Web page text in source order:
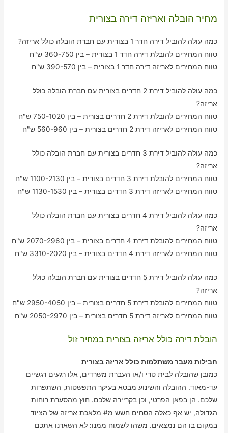
מחיר הובלה ואריזה דירה בצורית
כמה עולה להוביל דירה חדר 1 בצורית עם חברת הובלה כולל אריזה?
טווח המחירים להובלת דירה חדר 1 בצורית – בין 360-750 ש"ח
טווח המחירים לאריזה דירה חדר 1 בצורית – בין 390-570 ש"ח
כמה עולה להוביל דירת 2 חדרים בצורית עם חברת הובלה כולל
אריזה?
טווח המחירים להובלת דירת 2 חדרים בצורית – בין 750-1020 ש"ח
טווח המחירים לאריזה דירת 2 חדרים בצורית – בין 560-960 ש"ח
כמה עולה להוביל דירת 3 חדרים בצורית עם חברת הובלה כולל
אריזה?
טווח המחירים להובלת דירת 3 חדרים בצורית – בין 1100-2130 ש"ח
טווח המחירים לאריזה דירת 3 חדרים בצורית – בין 1130-1530 ש"ח
כמה עולה להוביל דירת 4 חדרים בצורית עם חברת הובלה כולל
אריזה?
טווח המחירים להובלת דירת 4 חדרים בצורית – בין 2070-2960 ש"ח
טווח המחירים לאריזה דירת 4 חדרים בצורית – בין 3310-2020 ש"ח
כמה עולה להוביל דירת 5 חדרים בצורית עם חברת הובלה כולל
אריזה?
טווח המחירים להובלת דירת 5 חדרים בצורית – בין 2950-4050 ש"ח
טווח המחירים לאריזה דירת 5 חדרים בצורית – בין 2050-2970 ש"ח
הובלת דירה כולל אריזה בצורית במחיר זול
חבילות מעבר משתלמות כולל אריזה בצורית
כמובן שהובלה לבית טרי ו/או העברת משרדים, אלו רגעים רגשיים
עד-מאוד. ההובלה והשינוע מבטא בעיקר התפשטות, השתפרות
שלכם. הן בפאן הפרטי, וכן בקריירה שלכם. חוץ מהסערת רוחות
הגדולה, יש אף כאלה הסחים חשש מ# מלאכת אריזה של הציוד
במקום בו הם נמצאים. משהו לשמוח ממנו: לא השארנו אתכם